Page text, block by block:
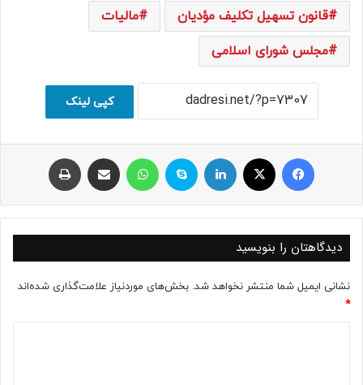
قانون تسهیل تکلیف مؤدیان
مالیات
مجلس شورای اسلامی
کپی لینک
فیسبوک ایکس لینکداین اسکایپ واتس آپ اشتراک با ایمیل
دیدگاهتان را بنویسید
نشانی ایمیل شما منتشر نخواهد شد. بخش‌های موردنیاز علامت‌گذاری شده‌اند
*